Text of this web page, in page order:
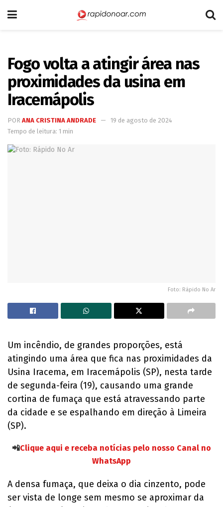
Fogo volta a atingir área nas
proximidades da usina em
Iracemápolis
POR ANA CRISTINA ANDRADE
19 de agosto de 2024
Tempo de leitura: 1 min
Foto: Rápido No Ar
Um incêndio, de grandes proporções, está
atingindo uma área que fica nas proximidades da
Usina Iracema, em Iracemápolis (SP), nesta tarde
de segunda-feira (19), causando uma grande
cortina de fumaça que está atravessando parte
da cidade e se espalhando em direção à Limeira
(SP).
📲Clique aqui e receba notícias pelo nosso Canal no
WhatsApp
A densa fumaça, que deixa o dia cinzento, pode
ser vista de longe sem mesmo se aproximar da